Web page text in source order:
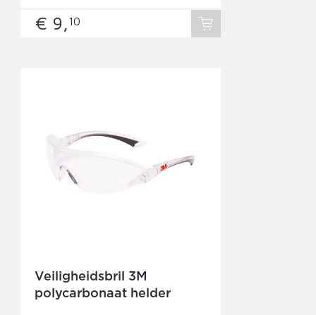
€ 9, 10
Veiligheidsbril 3M
polycarbonaat helder